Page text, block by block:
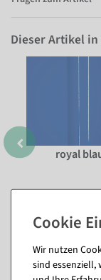
Dieser Artikel
royal
Wir nutzen
sind essenziell,